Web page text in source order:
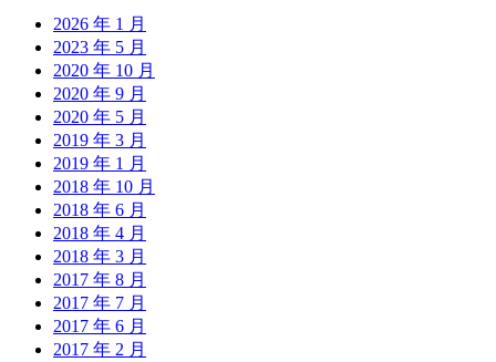
2026 年 1 月
2023 年 5 月
2020 年 10 月
2020 年 9 月
2020 年 5 月
2019 年 3 月
2019 年 1 月
2018 年 10 月
2018 年 6 月
2018 年 4 月
2018 年 3 月
2017 年 8 月
2017 年 7 月
2017 年 6 月
2017 年 2 月